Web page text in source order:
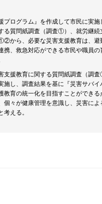
ログラム』を作成して市民に実
る質問紙調査（調査①）、就労継
から、必要な災害支援教育は、避
、救急対応ができる市民や職員
支援教育に関する質問紙調査（調
し、調査結果を基に『災害サバ
育の統一化を目指すことができ
々が健康管理を意識し、災害に
える。